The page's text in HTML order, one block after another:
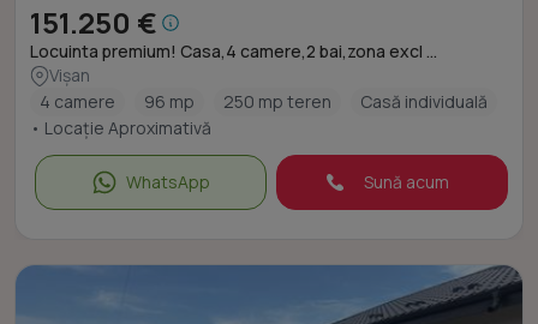
151.250 €
Locuinta premium! Casa,4 camere,2 bai,zona excl ...
Vișan
4 camere
96 mp 250 mp teren
Casă individuală
• Locație Aproximativă
WhatsApp Sună acum